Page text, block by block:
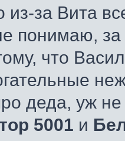
из-за Вита
понимаю, за
что
деда, уж
5001 и